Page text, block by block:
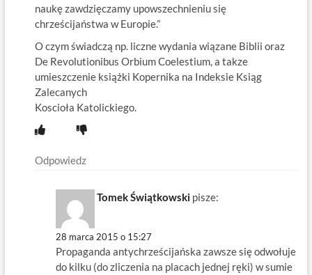
naukę zawdzięczamy upowszechnieniu się
chrześcijaństwa w Europie.”
O czym świadczą np. liczne wydania wiązane Biblii oraz
De Revolutionibus Orbium Coelestium, a takze
umieszczenie książki Kopernika na Indeksie Ksiąg
Zalecanych
Koscioła Katolickiego.
Odpowiedz
Tomek Świątkowski pisze:
28 marca 2015 o 15:27
Propaganda antychrześcijańska zawsze się odwołuje
do kilku (do zliczenia na placach jednej ręki) w sumie